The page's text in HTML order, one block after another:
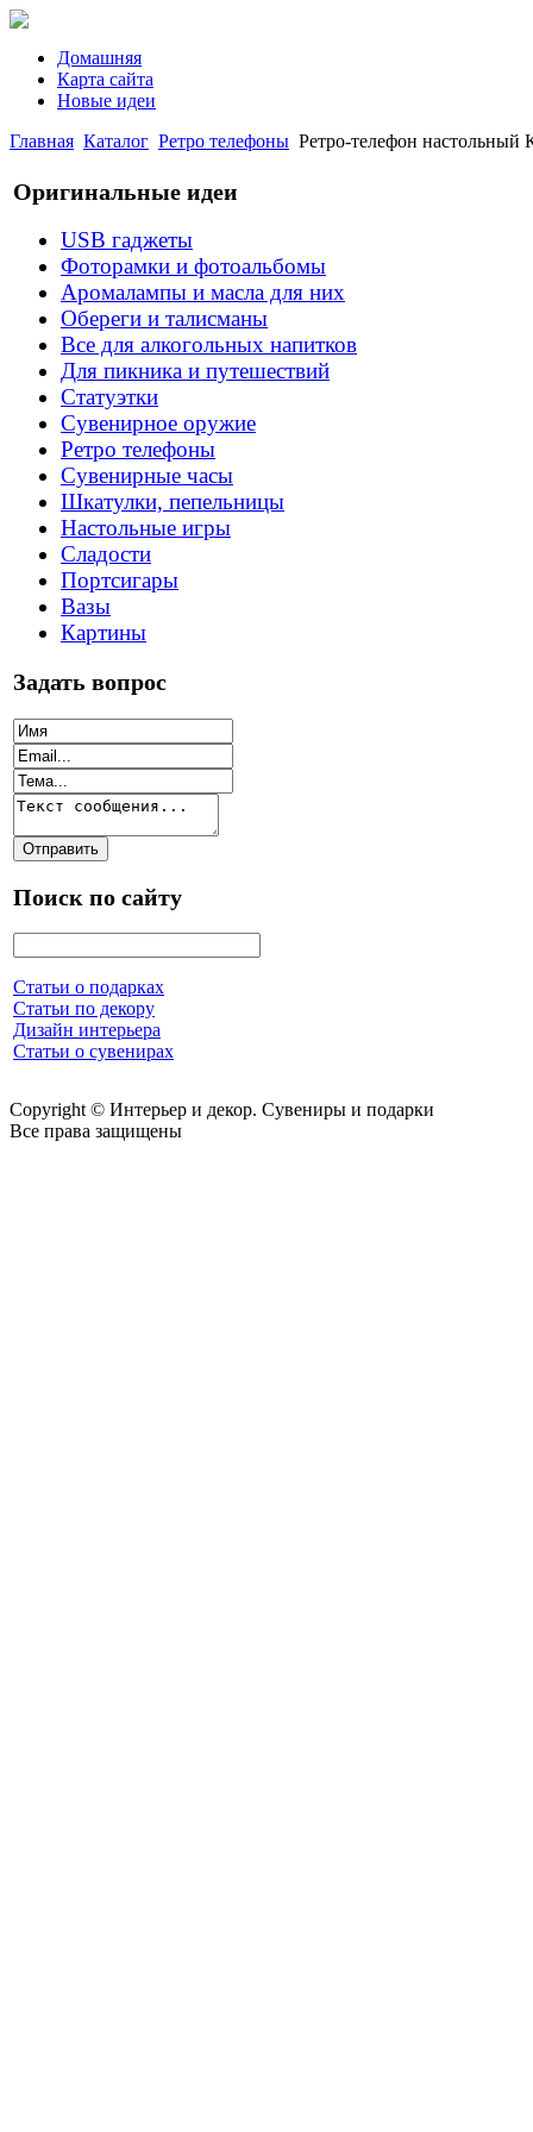
Домашняя
Карта сайта
Новые идеи
Главная Каталог Ретро телефоны Ретро-телефон
Оригинальные идеи
USB гаджеты
Фоторамки и фотоальбомы
Аромалампы и масла для них
Обереги и талисманы
Все для алкогольных напитков
Для пикника и путешествий
Статуэтки
Сувенирное оружие
Ретро телефоны
Сувенирные часы
Шкатулки, пепельницы
Настольные игры
Сладости
Портсигары
Вазы
Картины
Задать вопрос
Поиск по сайту
Статьи о подарках
Статьи по декору
Дизайн интерьера
Статьи о сувенирах
Copyright © Интерьер и декор. Сувениры и подарки
Все права защищены